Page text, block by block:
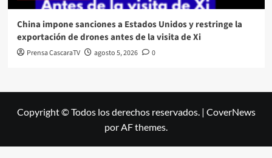
China impone sanciones a Estados Unidos y restringe la
exportación de drones antes de la visita de Xi
Prensa CascaraTV agosto 5, 2026 0
Copyright © Todos los derechos reservados. | CoverNews
por AF themes.